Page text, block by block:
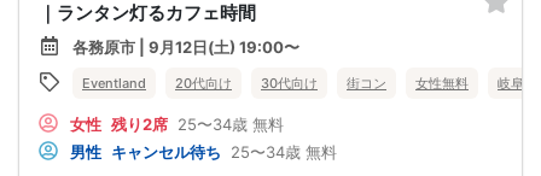
｜ランタン灯るカフェ時間
各務原市 | 9月12日(土) 19:00〜
Eventland 20代向け 30代向け 街コン 女性無料 岐阜県
女性 残り2席 25〜34歳 無料
男性 キャンセル待ち 25〜34歳 無料